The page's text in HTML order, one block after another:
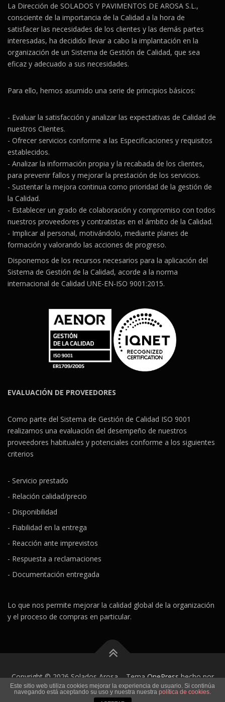
La Dirección de SOLADOS Y PAVIMENTOS DE AROSA S.L.,
consciente de la importancia de la Calidad a la hora de
satisfacer las necesidades de los clientes y las demás partes
interesadas, ha decidido llevar a cabo la implantación en la
organización de un Sistema de Gestión de Calidad, que sea
eficaz y adecuado a sus necesidades.
Para ello, hemos asumido una serie de principios básicos:
- Evaluar la satisfacción y analizar las expectativas de Calidad de
nuestros Clientes.
- Ofrecer servicios conforme a las Especificaciones y requisitos
establecidos.
- Analizar la información propia y la recabada de los clientes,
para prevenir fallos y mejorar la prestación de los servicios.
- Sustentar la mejora continua como prioridad de la gestión de
la Calidad.
- Establecer un grado de colaboración y compromiso con todos
nuestros proveedores y contratistas en el ámbito de la Calidad.
- Implicar al personal, motivándolo, mediante planes de
formación y valorando las acciones de progreso.
Disponemos de los recursos necesarios para la aplicación del
Sistema de Gestión de la Calidad, acorde a la norma
internacional de Calidad UNE-EN-ISO 9001:2015.
EVALUACIÓN DE PROVEEDORES
Como parte del Sistema de Gestión de Calidad ISO 9001
realizamos una evaluación del desempeño de nuestros
proveedores habituales y potenciales conforme a los siguientes
criterios
- Servicio prestado
- Relación calidad/precio
- Disponibilidad
- Fiabilidad en la entrega
- Reacción ante imprevistos
- Respuesta a reclamaciones
- Documentación entregada
Lo que nos permite mejorar la calidad global de la organización
y el proceso de compras en particular.
Copyright © 2026 Solados Arosa–TemaOnePresshecho por
FameThemes
Este sitio web utiliza cookies mejorar la experiencia de usuario. Si continúa
navegando está aceptando su uso y nuestra nuestra política de cookies.